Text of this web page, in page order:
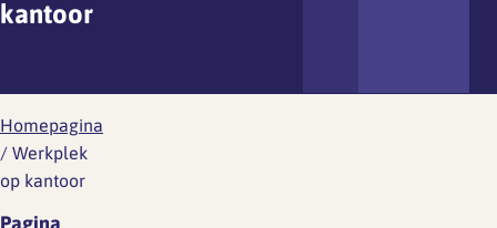
kantoor
Homepagina
/ Werkplek
op kantoor
Pagina